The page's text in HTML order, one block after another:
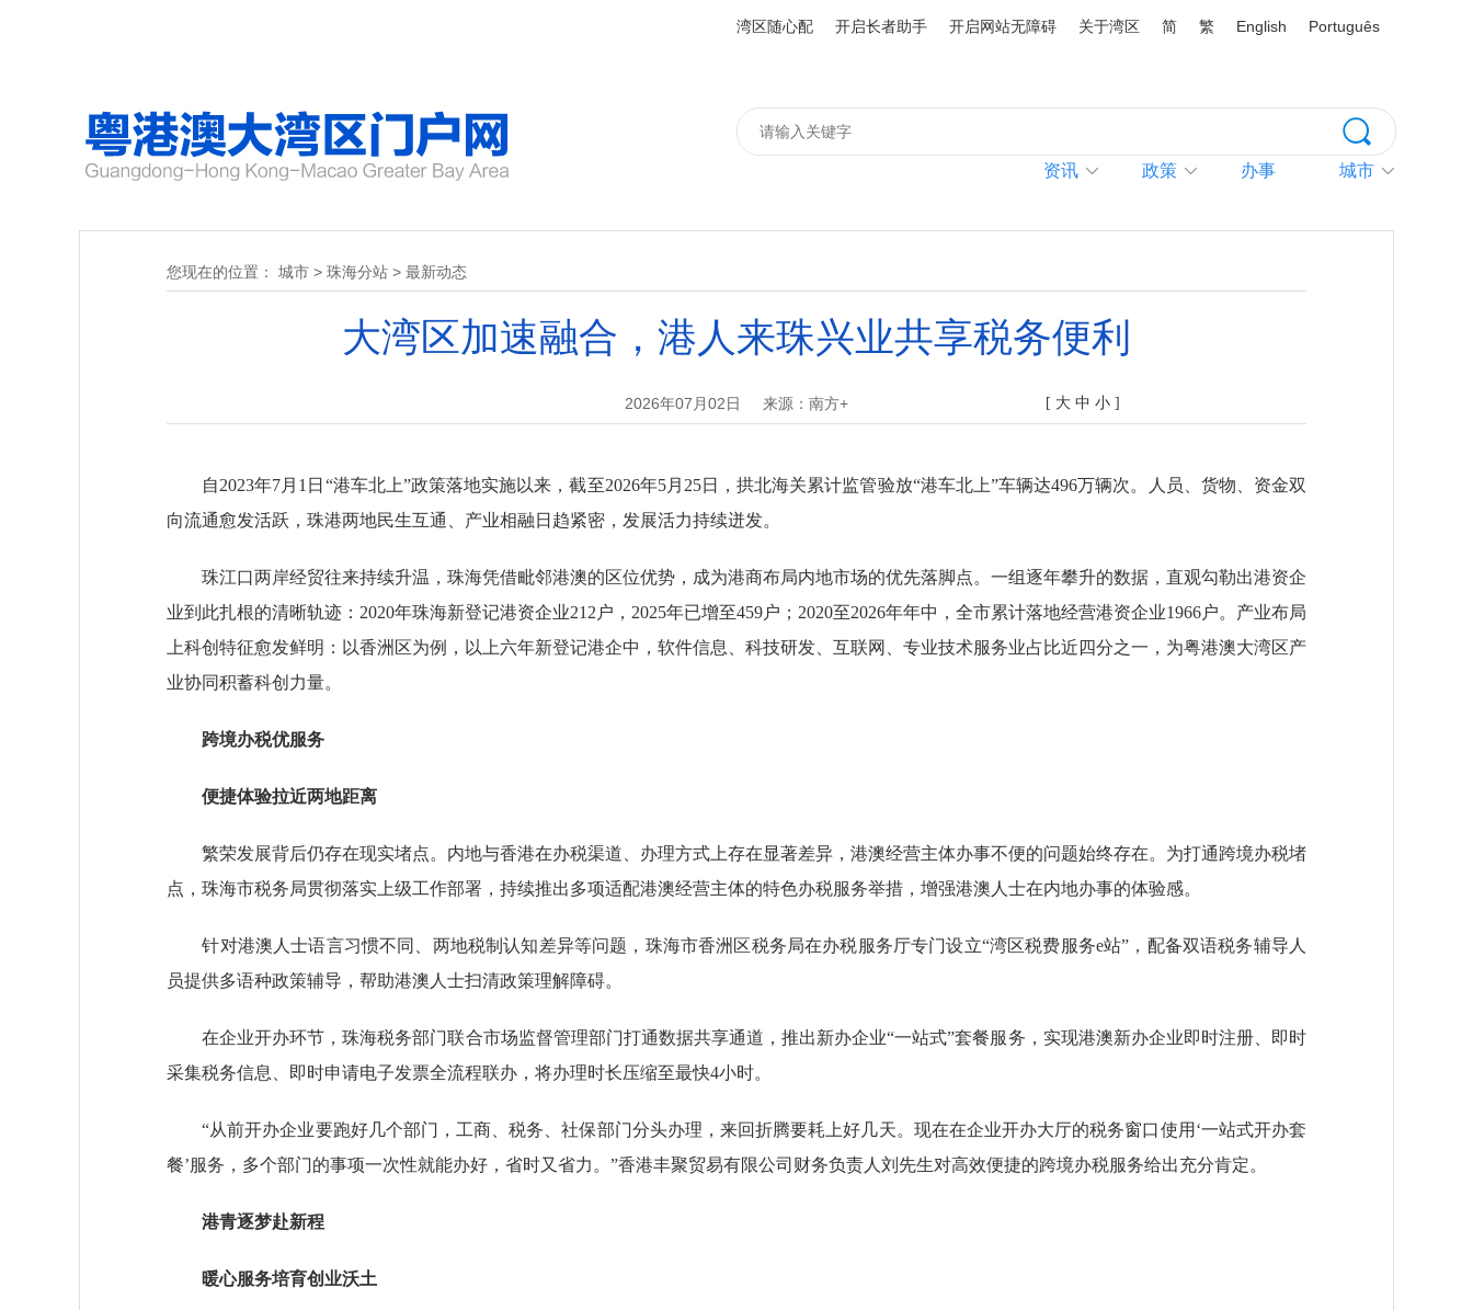
湾区随心配 开启长者助手 开启网站无障碍 关于湾区 简 繁 English Português
资讯 政策 办事 城市
您现在的位置： 城市 > 珠海分站 > 最新动态
大湾区加速融合，港人来珠兴业共享税务便利
2026年07月02日 来源：南方+ [ 大 中 小 ]
自2023年7月1日“港车北上”政策落地实施以来，截至2026年5月25日，拱北海关累计监管验放“港车北上”车辆达496万辆次。人员、货物、资金双
向流通愈发活跃，珠港两地民生互通、产业相融日趋紧密，发展活力持续迸发。
珠江口两岸经贸往来持续升温，珠海凭借毗邻港澳的区位优势，成为港商布局内地市场的优先落脚点。一组逐年攀升的数据，直观勾勒出港资企
业到此扎根的清晰轨迹：2020年珠海新登记港资企业212户，2025年已增至459户；2020至2026年年中，全市累计落地经营港资企业1966户。产业布局
上科创特征愈发鲜明：以香洲区为例，以上六年新登记港企中，软件信息、科技研发、互联网、专业技术服务业占比近四分之一，为粤港澳大湾区产
业协同积蓄科创力量。
跨境办税优服务
便捷体验拉近两地距离
繁荣发展背后仍存在现实堵点。内地与香港在办税渠道、办理方式上存在显著差异，港澳经营主体办事不便的问题始终存在。为打通跨境办税堵
点，珠海市税务局贯彻落实上级工作部署，持续推出多项适配港澳经营主体的特色办税服务举措，增强港澳人士在内地办事的体验感。
针对港澳人士语言习惯不同、两地税制认知差异等问题，珠海市香洲区税务局在办税服务厅专门设立“湾区税费服务e站”，配备双语税务辅导人
员提供多语种政策辅导，帮助港澳人士扫清政策理解障碍。
在企业开办环节，珠海税务部门联合市场监督管理部门打通数据共享通道，推出新办企业“一站式”套餐服务，实现港澳新办企业即时注册、即时
采集税务信息、即时申请电子发票全流程联办，将办理时长压缩至最快4小时。
“从前开办企业要跑好几个部门，工商、税务、社保部门分头办理，来回折腾要耗上好几天。现在在企业开办大厅的税务窗口使用‘一站式开办套
餐’服务，多个部门的事项一次性就能办好，省时又省力。”香港丰聚贸易有限公司财务负责人刘先生对高效便捷的跨境办税服务给出充分肯定。
港青逐梦赴新程
暖心服务培育创业沃土